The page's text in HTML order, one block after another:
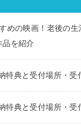
めの映画！老後の生
を紹介
特典と受付場所・受
特典と受付場所・受